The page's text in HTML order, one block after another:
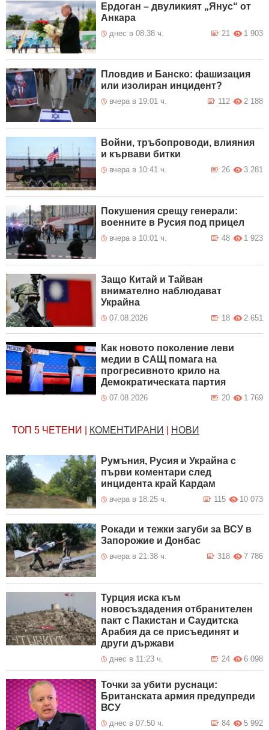
Ердоган – двуликият „Янус“ от
Анкара
днес в 08:38 ч. 1 903
21
Пловдив и Банско: фашизация
или изолиран инцидент?
вчера в 19:01 ч. 2 188
112
Войни, тръбопроводи, влияния
и кървави битки
вчера в 10:41 ч. 3 281
26
Покушения срещу генерали:
военните в Русия под прицел
вчера в 10:01 ч. 1 923
48
Защо Китай и Тайван
внимателно наблюдават
Украйна
07.08.2026 2 651
18
Как новото поколение леви
медии в САЩ помага на
прогресивното крило на
Демократическата партия
07.08.2026 1 769
20
ТОП 5 ЧЕТЕНИ КОМЕНТИРАНИ НОВИ
Румъния, Русия и Украйна с
първи коментари след
инцидента край Кардам
вчера в 18:25 ч. 10 073
115
Рокади и тежки загуби за ВСУ в
Запорожие и Донбас
вчера в 21:38 ч. 7 786
318
Турция иска към
новосъздадения отбранителен
пакт с Пакистан и Саудитска
Арабия да се присъединят и
други държави
днес в 11:23 ч. 6 098
24
Точки за убити руснаци:
Британската армия предупреди
ВСУ
днес в 07:50 ч. 5 992
84